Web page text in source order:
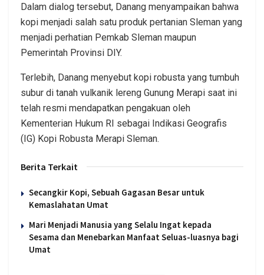
Dalam dialog tersebut, Danang menyampaikan bahwa
kopi menjadi salah satu produk pertanian Sleman yang
menjadi perhatian Pemkab Sleman maupun
Pemerintah Provinsi DIY.
Terlebih, Danang menyebut kopi robusta yang tumbuh
subur di tanah vulkanik lereng Gunung Merapi saat ini
telah resmi mendapatkan pengakuan oleh
Kementerian Hukum RI sebagai Indikasi Geografis
(IG) Kopi Robusta Merapi Sleman.
Berita Terkait
Secangkir Kopi, Sebuah Gagasan Besar untuk
Kemaslahatan Umat
Mari Menjadi Manusia yang Selalu Ingat kepada
Sesama dan Menebarkan Manfaat Seluas-luasnya bagi
Umat